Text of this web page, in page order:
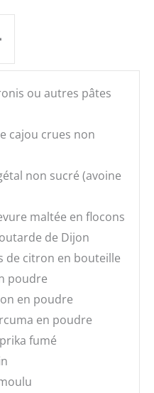
ou autres pâtes
cajou crues non
non sucré (avoine
maltée en flocons
de Dijon
de citron en bouteille
poudre
en poudre
en poudre
fumé